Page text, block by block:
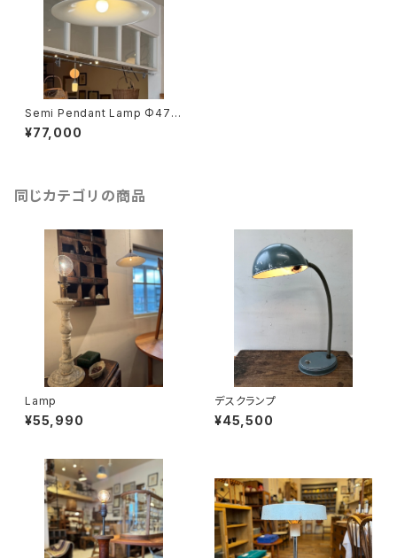
Semi Pendant Lamp Φ47c
m
¥77,000
同じカテゴリの商品
Lamp
¥55,990
デスクランプ
¥45,500